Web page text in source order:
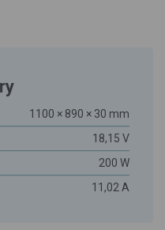
1100 × 890 × 30 mm
18,15 V
200 W
11,02 A